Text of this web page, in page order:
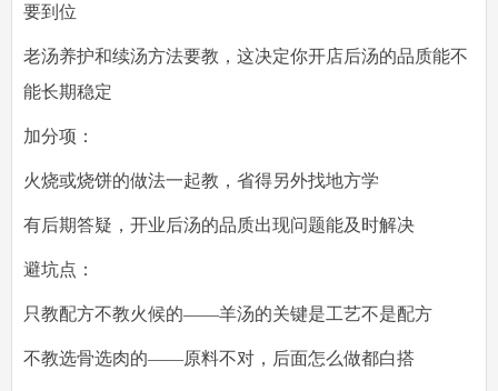
要到位
老汤养护和续汤方法要教，这决定你开店后汤的品质能不
能长期稳定
加分项 ：
火烧或烧饼的做法一起教，省得另外找地方学
有后期答疑，开业后汤的品质出现问题能及时解决
避坑点 ：
只教配方不教火候的——羊汤的关键是工艺不是配方
不教选骨选肉的——原料不对，后面怎么做都白搭